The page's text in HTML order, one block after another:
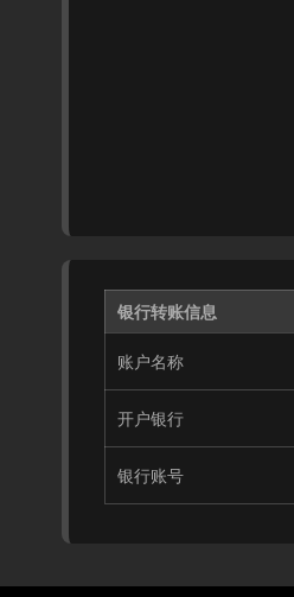
银行转账信息
账户名称
开户银行
银行账号